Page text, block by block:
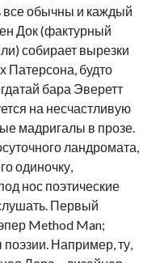
обычны и каждый
Док (фактурный
собирает вырезки
Патерсона, будто
бара Эверетт
на несчастливую
мадригалы в прозе.
ландромата,
одиночку,
нос поэтические
Первый
Method Man;
Например, ту,